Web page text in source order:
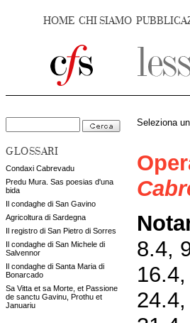
HOME CHI SIAMO
GLOSSARI
Condaxi Cabrevadu
Predu Mura. Sas poesias d'una
bida
Il condaghe di San Gavino
Agricoltura di Sardegna
Il registro di San Pietro di Sorres
Il condaghe di San Michele di
Salvennor
Il condaghe di Santa Maria di
Bonarcado
Sa Vitta et sa Morte, et Passione
de sanctu Gavinu, Prothu et
Januariu
Seleziona
8.4,